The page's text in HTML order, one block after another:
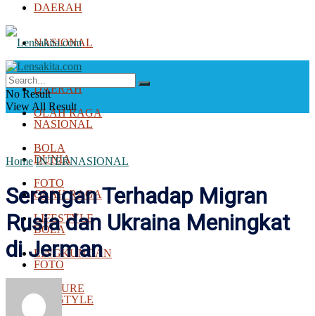
DAERAH
NASIONAL
DUNIA
OLAH RAGA
BOLA
FOTO
LIFESTYLE
LINGKUNGAN
FEATURE
DAERAH
NASIONAL
DUNIA
OLAH RAGA
BOLA
FOTO
LIFESTYLE
No Result
View All Result
Home INTERNASIONAL
Serangan Terhadap Migran
Rusia dan Ukraina Meningkat
di Jerman